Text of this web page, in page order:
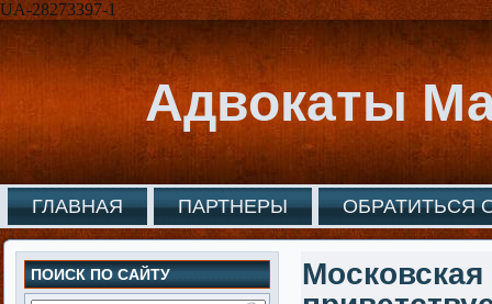
UA-28273397-1
Адвокаты
ГЛАВНАЯ ПАРТНЕРЫ ОБРАТИТЬСЯ
ПОИСК ПО САЙТУ